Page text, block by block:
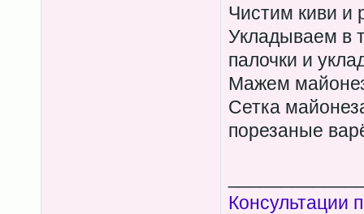
Чистим киви и
Укладываем в
палочки и
Мажем
Сетка
порезаные
Консультации